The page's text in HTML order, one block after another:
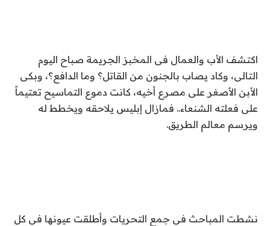
اكتشف الأب والعمال فى المخبز الجريمة صباح اليوم
التالى، وكاد يصاب بالجنون من القاتل؟ وما الدافع؟، وبكى
الأبن الأصغر على مصرع أخيه، كانت دموع التماسيح تعتيماً
على فعلته الشنعاء.. فمازال إبليس يلاحقه ويخطط له
ويرسم معالم الطريق.
نشطت المباحث فى جمع التحريات وأطلقت عيونها فى كل